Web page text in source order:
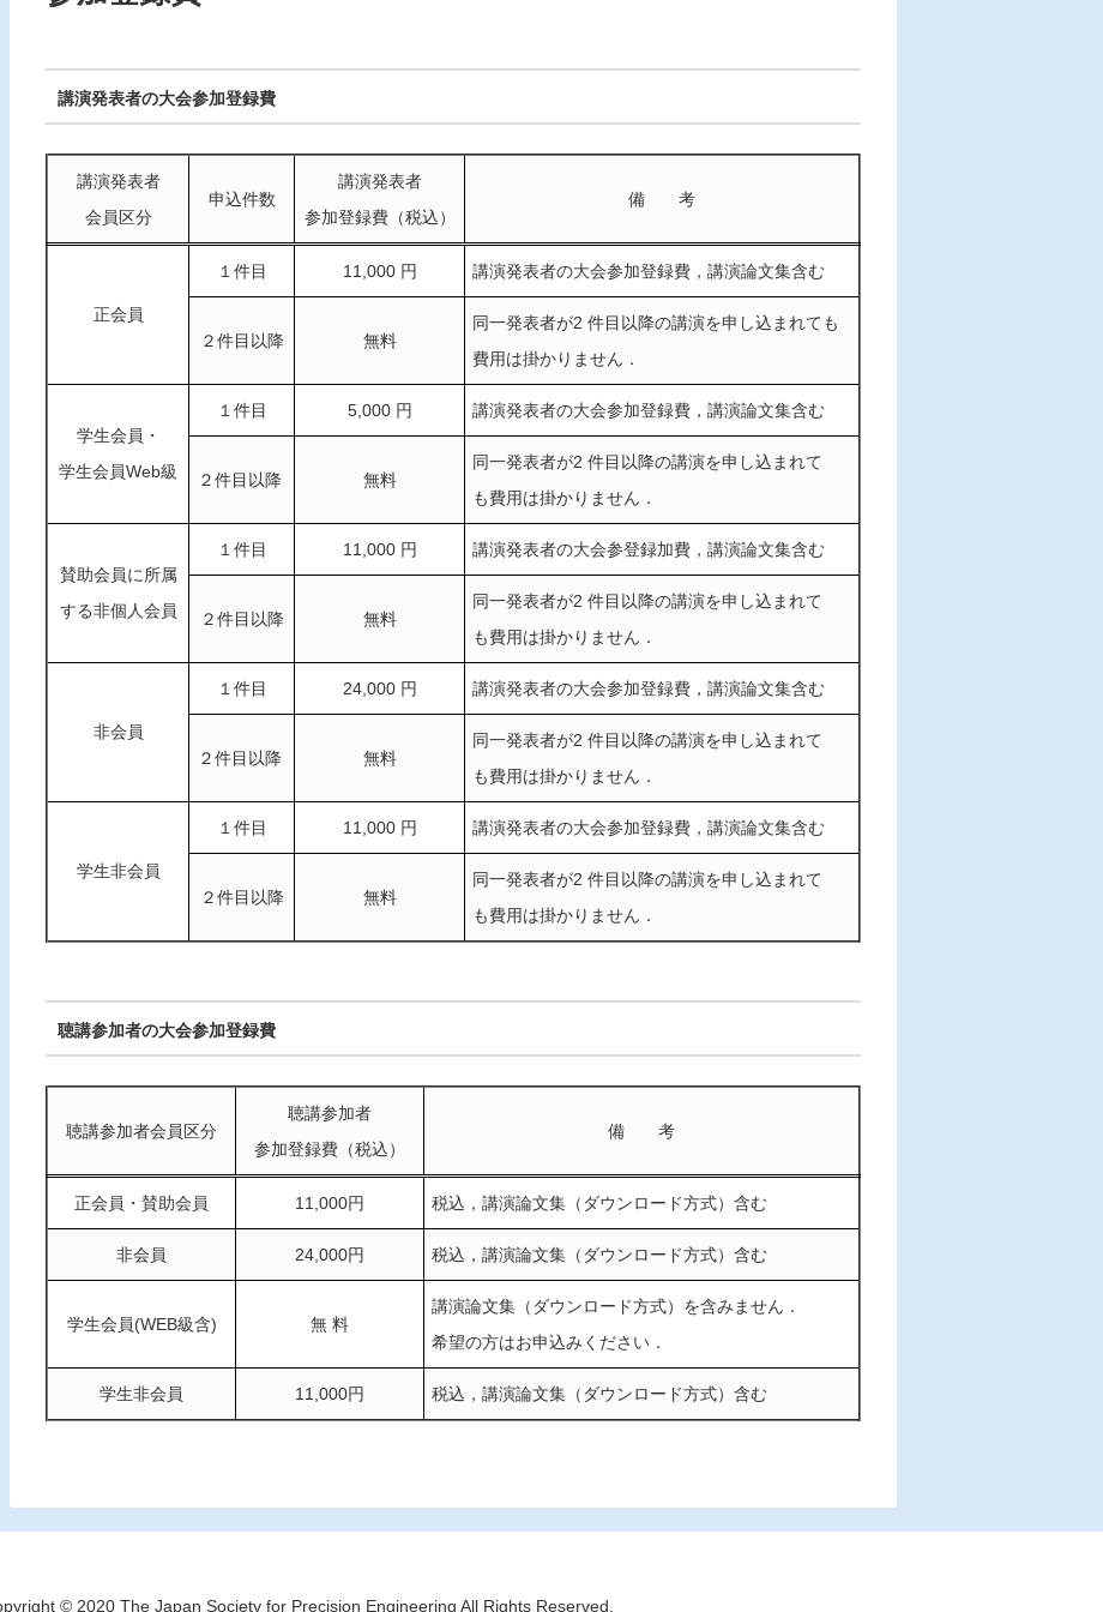
講演発表者の大会参加登録費
講演発表者
会員区分
申込件数
講演発表者
参加登録費（税込）
備 考
正会員
１件目 11,000 円 講演発表者の大会参加登録費，講演論文集含む
２件目以降 無料
同一発表者が2 件目以降の講演を申し込まれても
費用は掛かりません．
学生会員・
学生会員Web級
１件目 5,000 円 講演発表者の大会参加登録費，講演論文集含む
２件目以降 無料
同一発表者が2 件目以降の講演を申し込まれて
も費用は掛かりません．
賛助会員に所属
する非個人会員
１件目 11,000 円 講演発表者の大会参登録加費，講演論文集含む
２件目以降 無料
同一発表者が2 件目以降の講演を申し込まれて
も費用は掛かりません．
非会員
１件目 24,000 円 講演発表者の大会参加登録費，講演論文集含む
２件目以降 無料
同一発表者が2 件目以降の講演を申し込まれて
も費用は掛かりません．
学生非会員
１件目 11,000 円 講演発表者の大会参加登録費，講演論文集含む
２件目以降 無料
同一発表者が2 件目以降の講演を申し込まれて
も費用は掛かりません．
聴講参加者の大会参加登録費
聴講参加者会員区分
聴講参加者
参加登録費（税込）
備 考
正会員・賛助会員 11,000円 税込，講演論⽂集（ダウンロード⽅式）含む
⾮会員 24,000円 税込，講演論⽂集（ダウンロード⽅式）含む
学⽣会員(WEB級含) 無 料
講演論⽂集（ダウンロード⽅式）を含みません．
希望の⽅はお申込みください．
学⽣⾮会員 11,000円 税込，講演論⽂集（ダウンロード⽅式）含む
© 2020 The Japan Society for Precision Engineering All Rights Reserved.